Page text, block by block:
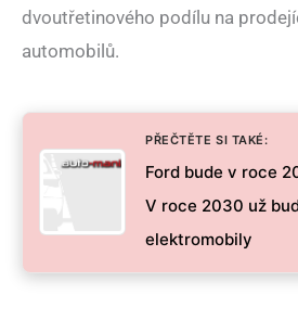
dvoutřetinového podílu na
automobilů.
PŘEČTĚTE SI TAKÉ:
Ford bude v roce
V roce 2030 už
elektromobily